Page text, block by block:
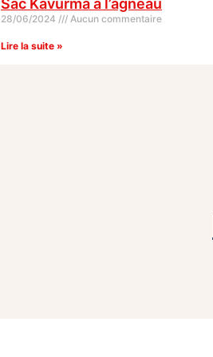
Sac Kavurma à l’agneau
28/06/2024 Aucun commentaire
Lire la suite »